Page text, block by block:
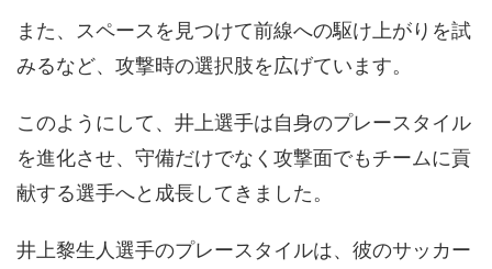
また、スペースを見つけて前線への駆け上がりを試
みるなど、攻撃時の選択肢を広げています。
このようにして、井上選手は自身のプレースタイル
を進化させ、守備だけでなく攻撃面でもチームに貢
献する選手へと成長してきました。
井上黎生人選手のプレースタイルは、彼のサッカー